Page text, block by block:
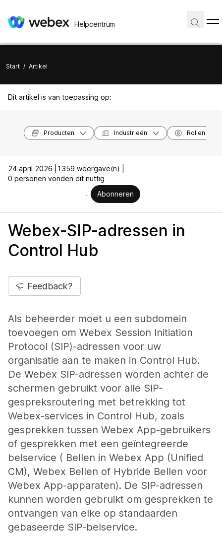
Helpcentrum
Start / Artikel
Dit artikel is van toepassing op:
Producten Industrieën Rollen
24 april 2026 |
1359 weergave(n) |
0 personen vonden dit nuttig
Abonneren
Webex-SIP-adressen in
Control Hub
Feedback?
Als beheerder moet u een subdomein
toevoegen om Webex Session Initiation
Protocol (SIP)-adressen voor uw
organisatie aan te maken in Control Hub.
De Webex SIP-adressen worden achter de
schermen gebruikt voor alle SIP-
gespreksroutering met betrekking tot
Webex-services in Control Hub, zoals
gesprekken tussen Webex App-gebruikers
of gesprekken met een geïntegreerde
belservice ( Bellen in Webex App (Unified
CM), Webex Bellen of Hybride Bellen voor
Webex App-apparaten). De SIP-adressen
kunnen worden gebruikt om gesprekken te
ontvangen van elke op standaarden
gebaseerde SIP-belservice.